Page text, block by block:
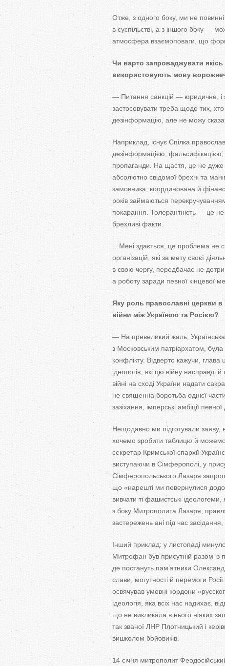
Отже, з одного боку, ми не
в суспільстві, а з іншого боку —
атмосфера взаємоповаги, що
Чи варто запроваджувати якісь
використовують мову
— Питання санкцій — юридичне, і
застосовувати треба щодо тих,
дезінформацію, але не можу
Наприклад, існує Спілка
дезінформацією,
пропаганди. На щастя, це не
абсолютно свідомої брехні та
замовника, координована й
років займаються
покарання. Толерантність — це не
брехливі факти.
Мені здається, це проблема не
організацій, які за мету своєї
в свою чергу, передбачає не
а роботу заради певної кінцевої
Яку роль православні церкви в
війни між Україною та Росією?
— На превеликий жаль,
з Московським патріархатом, була
конфлікту. Відверто кажучи,
ідеологів, які цю війну насправді й
війні на сході України надати
не священна боротьба однієї
зазіхання, імперські амбіції
Нещодавно ми підготували заяву,
хочемо зробити таблицю й можемо
секретар Кримської єпархії
виступаючи в Сімферополі, у
Сімферопольського Лазаря
що «нарешті ми повернулися
вивчати ті фашистські
з боку Митрополита Лазаря,
застережень ані під час
Інший приклад: у листопаді
Митрофан був присутній разом із
де постануть пам’ятники
слави, могутності й перемоги
освячував умовні кордони«
ідеологія, яка всіх нас надихає,
що не викликала в нього ніяких
так званої ЛНР Плотницький і
вишколом бойовиків.
14 січня митрополит